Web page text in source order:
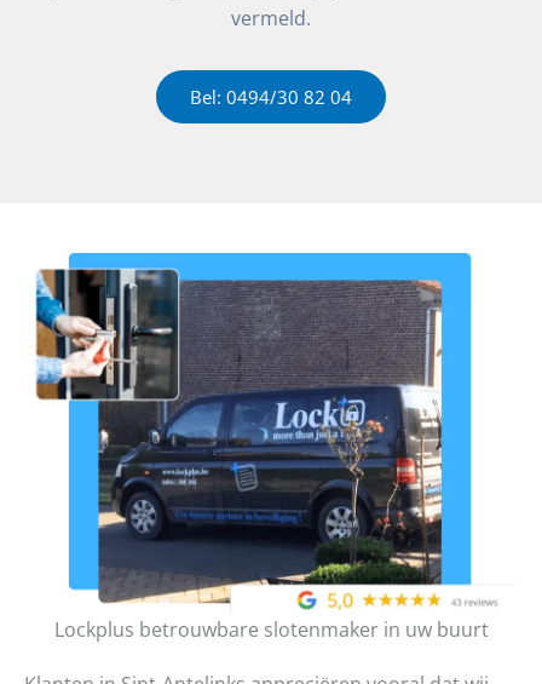
vermeld.
Bel: 0494/30 82 04
Lockplus betrouwbare slotenmaker in uw buurt